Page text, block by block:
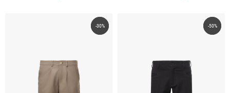
-30%
-30% -50%
-50%